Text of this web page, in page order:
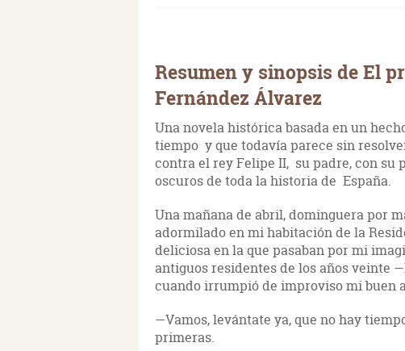
Resumen y sinopsis de El
Fernández Álvarez
Una novela histórica basada en un
tiempo y que todavía parece sin
contra el rey Felipe II, su padre, con su
oscuros de toda la historia de España.
Una mañana de abril, dominguera por
adormilado en mi habitación de la
deliciosa en la que pasaban por mi
antiguos residentes de los años veinte
cuando irrumpió de improviso mi buen
—Vamos, levántate ya, que no hay
primeras.